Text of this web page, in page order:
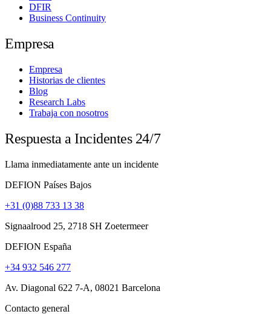
DFIR
Business Continuity
Empresa
Empresa
Historias de clientes
Blog
Research Labs
Trabaja con nosotros
Respuesta a Incidentes 24/7
Llama inmediatamente ante un incidente
DEFION Países Bajos
+31 (0)88 733 13 38
Signaalrood 25, 2718 SH Zoetermeer
DEFION España
+34 932 546 277
Av. Diagonal 622 7-A, 08021 Barcelona
Contacto general